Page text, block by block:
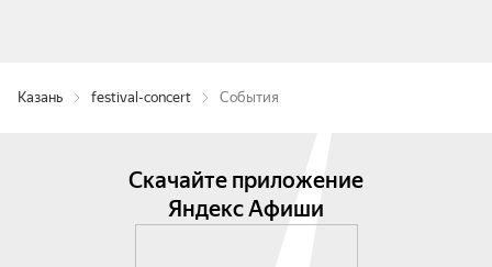
Казань festival-concert События
Скачайте приложение
Яндекс Афиши